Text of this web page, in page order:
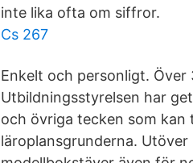
inte lika ofta om siffror.
Cs 267
Enkelt och personligt.
Utbildningsstyrelsen har
och övriga tecken som kan
läroplansgrunderna.